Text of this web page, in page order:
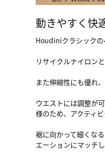
動きやすく快
Houdiniクラシックの
リサイクルナイロン
また伸縮性にも優れ
ウエストには調整が
様のため、アクティ
裾に向かって細くな
エーションにマッチし